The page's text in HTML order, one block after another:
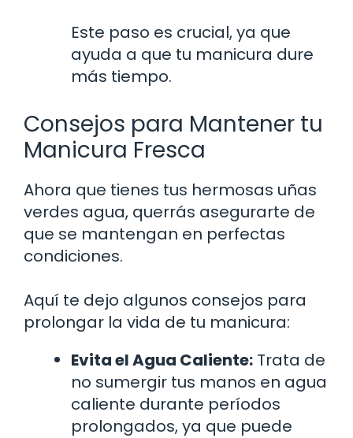
Este paso es crucial, ya que
ayuda a que tu manicura dure
más tiempo.
Consejos para Mantener tu
Manicura Fresca
Ahora que tienes tus hermosas uñas
verdes agua, querrás asegurarte de
que se mantengan en perfectas
condiciones.
Aquí te dejo algunos consejos para
prolongar la vida de tu manicura:
Evita el Agua Caliente: Trata de
no sumergir tus manos en agua
caliente durante períodos
prolongados, ya que puede